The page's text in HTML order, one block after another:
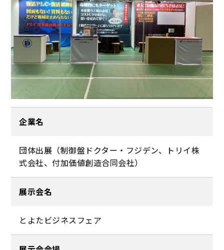
企業名
団体出展（制御盤ドクター・フジデン、トリイ株
式会社、付加価値創造合同会社）
展示会名
とよたビジネスフェア